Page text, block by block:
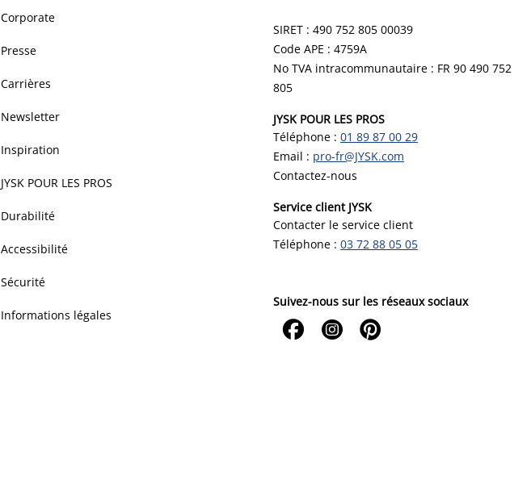
Corporate
Presse
Carrières
Newsletter
Inspiration
JYSK POUR LES PROS
Durabilité
Accessibilité
Sécurité
Informations légales
SIRET : 490 752 805 00039
Code APE : 4759A
No TVA intracommunautaire : FR 90 490 752
805
JYSK POUR LES PROS
Téléphone : 01 89 87 00 29
Email : pro-fr@JYSK.com
Contactez-nous
Service client JYSK
Contacter le service client
Téléphone : 03 72 88 05 05
Suivez-nous sur les réseaux sociaux
  